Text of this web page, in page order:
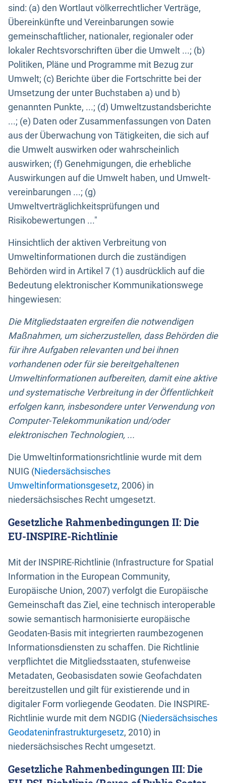
sind: (a) den Wortlaut völkerrechtlicher Verträge,
Übereinkünfte und Vereinbarungen sowie
gemeinschaftlicher, nationaler, regionaler oder
lokaler Rechtsvorschriften über die Umwelt ...; (b)
Politiken, Pläne und Programme mit Bezug zur
Umwelt; (c) Berichte über die Fortschritte bei der
Umsetzung der unter Buchstaben a) und b)
genannten Punkte, ...; (d) Umweltzustandsberichte
...; (e) Daten oder Zusammenfassungen von Daten
aus der Überwachung von Tätigkeiten, die sich auf
die Umwelt auswirken oder wahrscheinlich
auswirken; (f) Genehmigungen, die erhebliche
Auswirkungen auf die Umwelt haben, und Umwelt-
vereinbarungen ...; (g)
Umweltverträglichkeitsprüfungen und
Risikobewertungen ..."
Hinsichtlich der aktiven Verbreitung von
Umweltinformationen durch die zuständigen
Behörden wird in Artikel 7 (1) ausdrücklich auf die
Bedeutung elektronischer Kommunikationswege
hingewiesen:
Die Mitgliedstaaten ergreifen die notwendigen
Maßnahmen, um sicherzustellen, dass Behörden die
für ihre Aufgaben relevanten und bei ihnen
vorhandenen oder für sie bereitgehaltenen
Umweltinformationen aufbereiten, damit eine aktive
und systematische Verbreitung in der Öffentlichkeit
erfolgen kann, insbesondere unter Verwendung von
Computer-Telekommunikation und/oder
elektronischen Technologien, ...
Die Umweltinformationsrichtlinie wurde mit dem
NUIG (Niedersächsisches
Umweltinformationsgesetz, 2006) in
niedersächsisches Recht umgesetzt.
Gesetzliche Rahmenbedingungen II: Die
EU-INSPIRE-Richtlinie
Mit der INSPIRE-Richtlinie (Infrastructure for Spatial
Information in the European Community,
Europäische Union, 2007) verfolgt die Europäische
Gemeinschaft das Ziel, eine technisch interoperable
sowie semantisch harmonisierte europäische
Geodaten-Basis mit integrierten raumbezogenen
Informationsdiensten zu schaffen. Die Richtlinie
verpflichtet die Mitgliedsstaaten, stufenweise
Metadaten, Geobasisdaten sowie Geofachdaten
bereitzustellen und gilt für existierende und in
digitaler Form vorliegende Geodaten. Die INSPIRE-
Richtlinie wurde mit dem NGDIG (Niedersächsisches
Geodateninfrastrukturgesetz, 2010) in
niedersächsisches Recht umgesetzt.
Gesetzliche Rahmenbedingungen III: Die